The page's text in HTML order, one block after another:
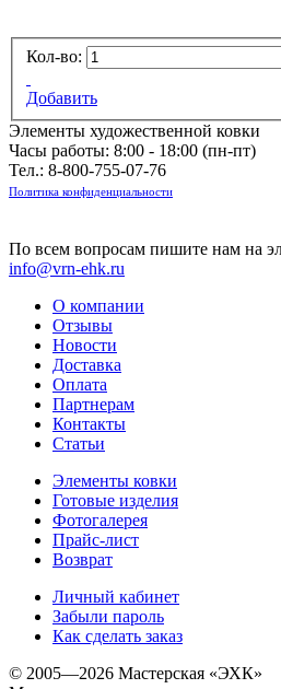
Кол-во:
Добавить
Элементы художественной ковки
Часы работы: 8:00 - 18:00 (пн-пт)
Тел.: 8-800-755-07-76
Политика конфиденциальности
По всем вопросам пишите нам на
info@vrn-ehk.ru
О компании
Отзывы
Новости
Доставка
Оплата
Партнерам
Контакты
Статьи
Элементы ковки
Готовые изделия
Фотогалерея
Прайс-лист
Возврат
Личный кабинет
Забыли пароль
Как сделать заказ
© 2005—2026 Мастерская «ЭХК»